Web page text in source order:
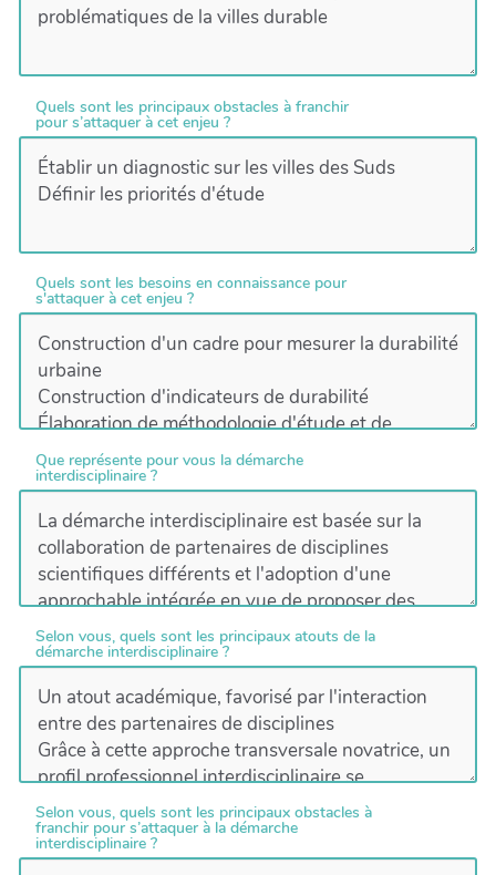
Quels sont les principaux obstacles à franchir
pour s’attaquer à cet enjeu ?
Quels sont les besoins en connaissance pour
s'attaquer à cet enjeu ?
Que représente pour vous la démarche
interdisciplinaire ?
Selon vous, quels sont les principaux atouts de la
démarche interdisciplinaire ?
Selon vous, quels sont les principaux obstacles à
franchir pour s’attaquer à la démarche
interdisciplinaire ?